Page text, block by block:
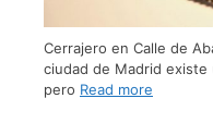
Cerrajero en Calle de
ciudad de Madrid
pero Read more